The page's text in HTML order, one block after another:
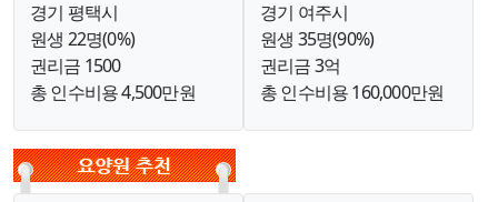
경기 평택시
원생 22명(0%)
권리금 1500
총 인수비용 4,500만원
경기 여주시
원생 35명(90%)
권리금 3억
총 인수비용 160,000만원